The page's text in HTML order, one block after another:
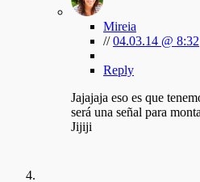
Mireia
//04.03.14 @ 8:32
Reply
Jajajaja eso es que
será una señal para
Jijiji